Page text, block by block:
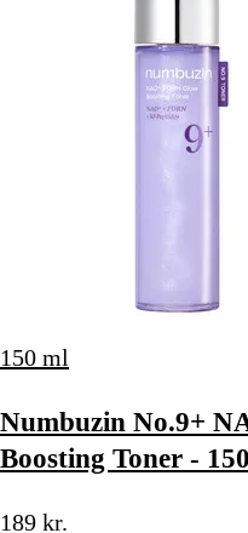
150 ml
Numbuzin No.9+
Boosting Toner -
189 kr.